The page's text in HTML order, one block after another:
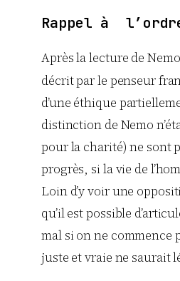
Rappel à
Après la lecture de
décrit par le penseur
d’une éthique
distinction de Nemo
pour la charité) ne sont
progrès, si la vie de
Loin d’y voir une
qu’il est possible
mal si on ne commence
juste et vraie ne saurait